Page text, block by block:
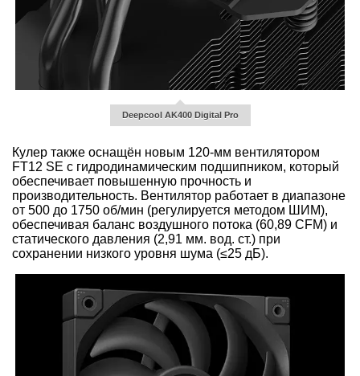
Deepcool AK400 Digital Pro
Кулер также оснащён новым 120-мм вентилятором
FT12 SE с гидродинамическим подшипником, который
обеспечивает повышенную прочность и
производительность. Вентилятор работает в диапазоне
от 500 до 1750 об/мин (регулируется методом ШИМ),
обеспечивая баланс воздушного потока (60,89 CFM) и
статического давления (2,91 мм. вод. ст.) при
сохранении низкого уровня шума (≤25 дБ).